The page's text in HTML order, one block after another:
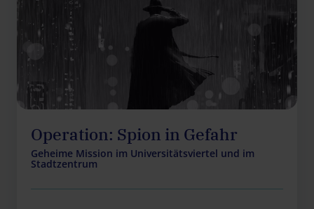
Operation: Spion in Gefahr
Geheime Mission im Universitätsviertel und im
Stadtzentrum